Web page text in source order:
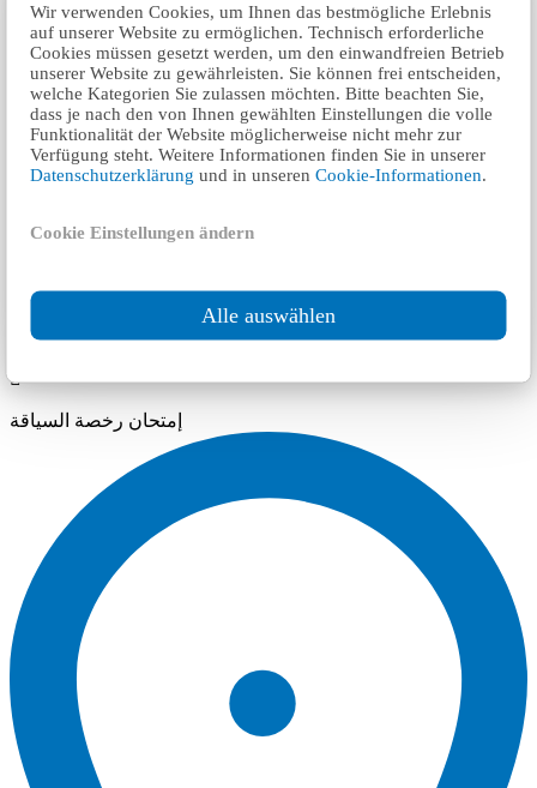
Wir verwenden Cookies, um Ihnen das bestmögliche Erlebnis
auf unserer Website zu ermöglichen. Technisch erforderliche
Cookies müssen gesetzt werden, um den einwandfreien Betrieb
unserer Website zu gewährleisten. Sie können frei entscheiden,
welche Kategorien Sie zulassen möchten. Bitte beachten Sie,
dass je nach den von Ihnen gewählten Einstellungen die volle
Funktionalität der Website möglicherweise nicht mehr zur
Verfügung steht. Weitere Informationen finden Sie in unserer
Datenschutzerklärungund in unserenCookie-Informationen.
Cookie Einstellungen ändern
Alle auswählen
٦ km
Theoretische Führerscheinprüfung Solingen
إمتحان رخصة السياقة